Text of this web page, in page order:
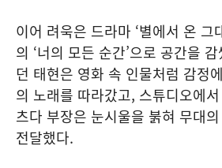
이어 려욱은 드라마 ‘별에서 온 그
의 ‘너의 모든 순간’으로 공간을
던 태현은 영화 속 인물처럼 감정
의 노래를 따라갔고, 스튜디오에
츠다 부장은 눈시울을 붉혀 무대
전달했다.